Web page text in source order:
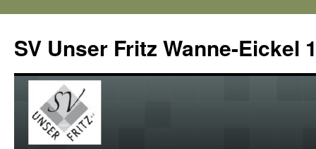
SV Unser Fritz Wanne-Eickel